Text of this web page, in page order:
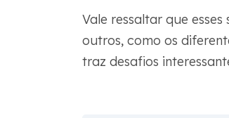
Vale ressaltar que
outros, como os
traz desafios